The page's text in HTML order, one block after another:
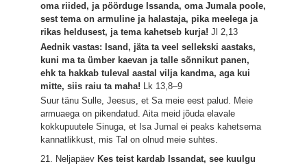
oma riided, ja pöörduge Issanda, oma Jumala poole,
sest tema on armuline ja halastaja, pika meelega ja
rikas heldusest, ja tema kahetseb kurja!Jl 2,13
Aednik vastas: Isand, jäta ta veel sellekski aastaks,
kuni ma ta ümber kaevan ja talle sõnnikut panen,
ehk ta hakkab tuleval aastal vilja kandma, aga kui
mitte, siis raiu ta maha! Lk 13,8–9
Suur tänu Sulle, Jeesus, et Sa meie eest palud. Meie
armuaega on pikendatud. Aita meid jõuda elavale
kokkupuutele Sinuga, et Isa Jumal ei peaks kahetsema
kannatlikkust, mis Tal on olnud meie suhtes.
21. Neljapäev Kes teist kardab Issandat, see kuulgu